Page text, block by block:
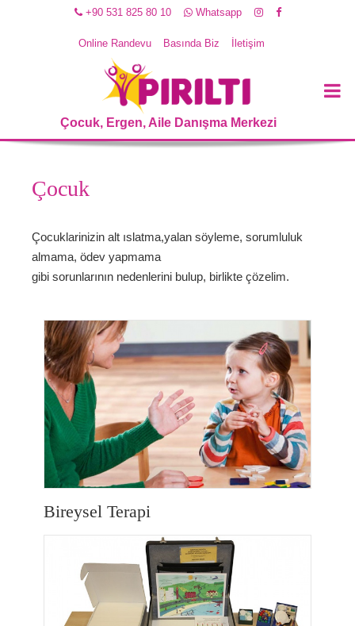
+90 531 825 80 10 Whatsapp
Online Randevu Basında Biz İletişim
Çocuk, Ergen, Aile Danışma Merkezi
Çocuk
Çocuklarinizin alt ıslatma,yalan söyleme, sorumluluk
almama, ödev yapmama
gibi sorunlarının nedenlerini bulup, birlikte çözelim.
Bireysel Terapi